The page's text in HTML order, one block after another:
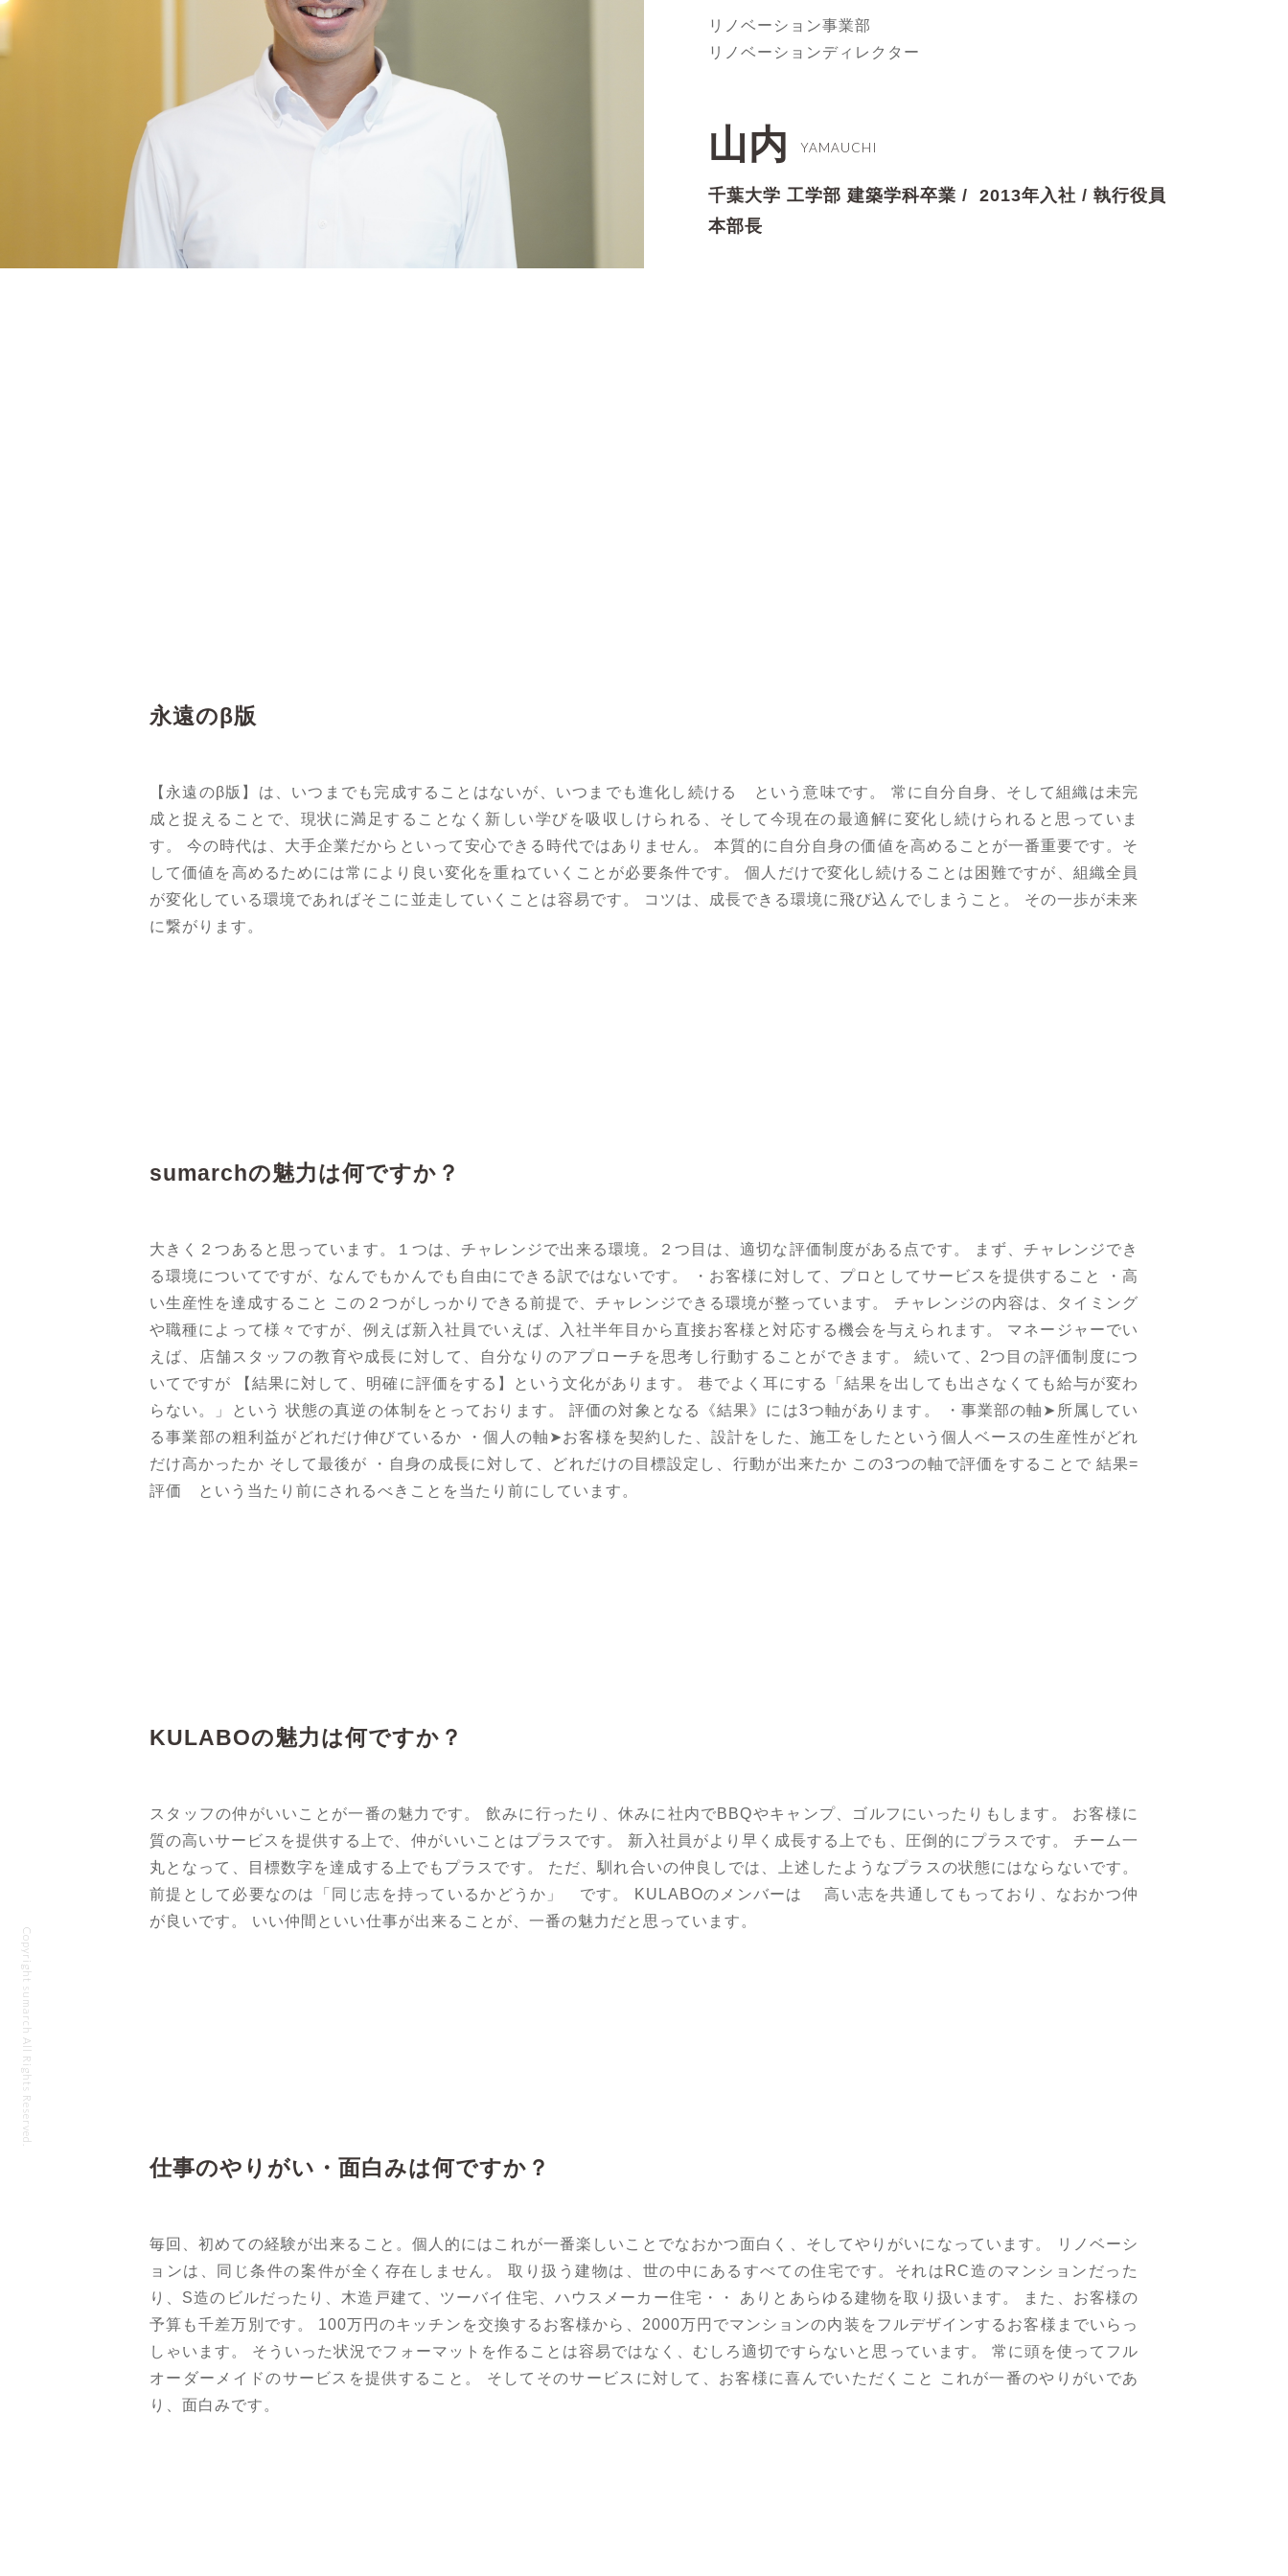
Copyright sumarch All Rights Reserved.
リノベーション事業部
リノベーションディレクター
山内YAMAUCHI
千葉大学 工学部 建築学科卒業 / 2013年入社 / 執行役員
本部長
永遠のβ版
【永遠のβ版】は、いつまでも完成することはないが、いつまでも進化し続ける という意味です。 常に自分自身、そして組織は未完
成と捉えることで、現状に満足することなく新しい学びを吸収しけられる、そして今現在の最適解に変化し続けられると思っていま
す。 今の時代は、大手企業だからといって安心できる時代ではありません。 本質的に自分自身の価値を高めることが一番重要です。そ
して価値を高めるためには常により良い変化を重ねていくことが必要条件です。 個人だけで変化し続けることは困難ですが、組織全員
が変化している環境であればそこに並走していくことは容易です。 コツは、成長できる環境に飛び込んでしまうこと。 その一歩が未来
に繋がります。
sumarchの魅力は何ですか？
大きく２つあると思っています。１つは、チャレンジで出来る環境。２つ目は、適切な評価制度がある点です。 まず、チャレンジでき
る環境についてですが、なんでもかんでも自由にできる訳ではないです。 ・お客様に対して、プロとしてサービスを提供すること ・高
い生産性を達成すること この２つがしっかりできる前提で、チャレンジできる環境が整っています。 チャレンジの内容は、タイミング
や職種によって様々ですが、例えば新入社員でいえば、入社半年目から直接お客様と対応する機会を与えられます。 マネージャーでい
えば、店舗スタッフの教育や成長に対して、自分なりのアプローチを思考し行動することができます。 続いて、2つ目の評価制度につ
いてですが 【結果に対して、明確に評価をする】という文化があります。 巷でよく耳にする「結果を出しても出さなくても給与が変わ
らない。」という 状態の真逆の体制をとっております。 評価の対象となる《結果》には3つ軸があります。 ・事業部の軸➤所属してい
る事業部の粗利益がどれだけ伸びているか ・個人の軸➤お客様を契約した、設計をした、施工をしたという個人ベースの生産性がどれ
だけ高かったか そして最後が ・自身の成長に対して、どれだけの目標設定し、行動が出来たか この3つの軸で評価をすることで 結果=
評価 という当たり前にされるべきことを当たり前にしています。
KULABOの魅力は何ですか？
スタッフの仲がいいことが一番の魅力です。 飲みに行ったり、休みに社内でBBQやキャンプ、ゴルフにいったりもします。 お客様に
質の高いサービスを提供する上で、仲がいいことはプラスです。 新入社員がより早く成長する上でも、圧倒的にプラスです。 チーム一
丸となって、目標数字を達成する上でもプラスです。 ただ、馴れ合いの仲良しでは、上述したようなプラスの状態にはならないです。
前提として必要なのは「同じ志を持っているかどうか」 です。 KULABOのメンバーは 高い志を共通してもっており、なおかつ仲
が良いです。 いい仲間といい仕事が出来ることが、一番の魅力だと思っています。
仕事のやりがい・面白みは何ですか？
毎回、初めての経験が出来ること。個人的にはこれが一番楽しいことでなおかつ面白く、そしてやりがいになっています。 リノベーシ
ョンは、同じ条件の案件が全く存在しません。 取り扱う建物は、世の中にあるすべての住宅です。それはRC造のマンションだった
り、S造のビルだったり、木造戸建て、ツーバイ住宅、ハウスメーカー住宅・・ ありとあらゆる建物を取り扱います。 また、お客様の
予算も千差万別です。 100万円のキッチンを交換するお客様から、2000万円でマンションの内装をフルデザインするお客様までいらっ
しゃいます。 そういった状況でフォーマットを作ることは容易ではなく、むしろ適切ですらないと思っています。 常に頭を使ってフル
オーダーメイドのサービスを提供すること。 そしてそのサービスに対して、お客様に喜んでいただくこと これが一番のやりがいであ
り、面白みです。